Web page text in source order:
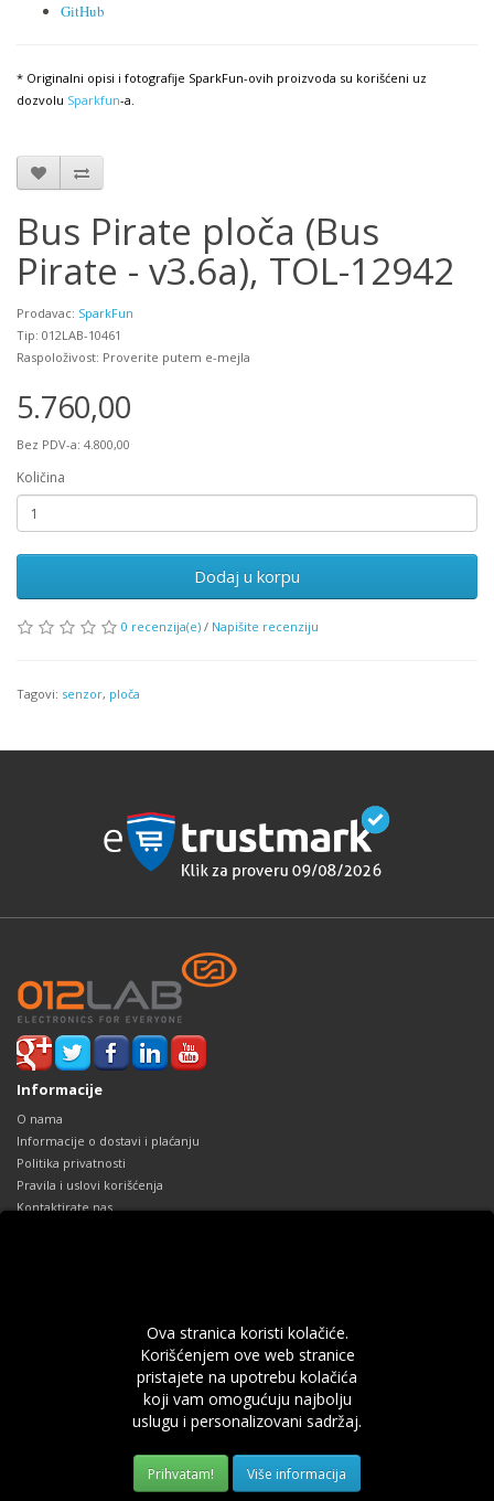
Ova stranica koristi kolačiće.
Korišćenjem ove web stranice
pristajete na upotrebu kolačića
koji vam omogućuju najbolju
uslugu i personalizovani sadržaj.
Više informacija
GitHub
* Originalni opisi i fotografije SparkFun-ovih proizvoda su korišćeni uz
dozvolu Sparkfun-a.
Bus Pirate ploča (Bus
Pirate - v3.6a), TOL-12942
Prodavac: SparkFun
Tip: 012LAB-10461
Raspoloživost: Proverite putem e-mejla
5.760,00
Bez PDV-a: 4.800,00
Količina
Dodaj u korpu
0 recenzija(e) / Napišite recenziju
Tagovi: senzor, ploča
Informacije
O nama
Informacije o dostavi i plaćanju
Politika privatnosti
Pravila i uslovi korišćenja
Kontaktirate nas
Prethodne narudžbine